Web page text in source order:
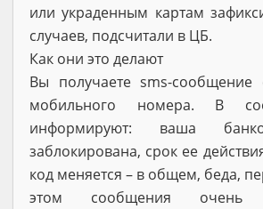
или украденным картам
случаев, подсчитали в ЦБ.
Как они это делают
Вы получаете sms-сообщение
мобильного номера. В
информируют: ваша
заблокирована, срок ее
код меняется – в общем, беда,
этом сообщения